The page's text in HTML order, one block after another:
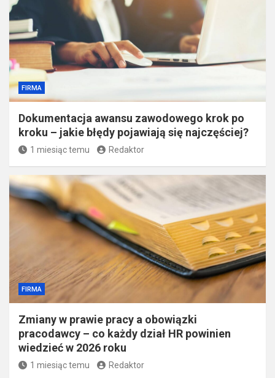
FIRMA
Dokumentacja awansu zawodowego krok po
kroku – jakie błędy pojawiają się najczęściej?
1 miesiąc temu Redaktor
FIRMA
Zmiany w prawie pracy a obowiązki
pracodawcy – co każdy dział HR powinien
wiedzieć w 2026 roku
1 miesiąc temu Redaktor